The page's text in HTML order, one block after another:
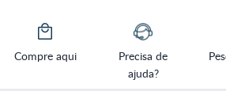
Compre aqui
Precisa de
ajuda?